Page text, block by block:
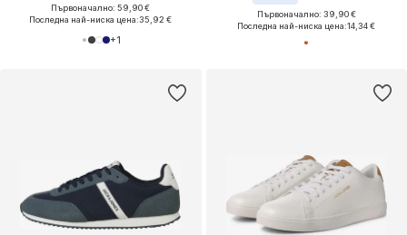
Първоначално: 59,90 €
Последна най-ниска цена:35,92 €
+1
Първоначално: 39,90 €
Последна най-ниска цена:14,34 €